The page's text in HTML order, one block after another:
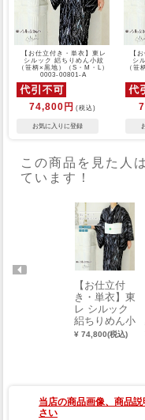
【お仕立付き・単衣】東レ
シルック 絽ちりめん小紋
（笹柄×黒地）（S・M・L）
0003-00801-A
74,800円 (税込)
【
シ
（笹
この商品を見た人
ています！
【お仕立付
き・単衣】東
レ シルック
絽ちりめん小
紋（笹柄×黒
¥ 74,800(税込)
当店の商品画像、商品
さい